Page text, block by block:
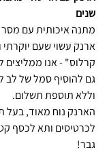
שנים
מתנה איכותית עם
ארנק עשוי שעם יוקרתי
גם להוסיף סמל של לב
וללא תוספת תשלום.
הארנק נוח מאוד, בעל
לכרטיסים ותא לכסף
גבר!